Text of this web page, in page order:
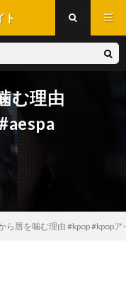
ト
む理由
ら唇を噛む理由 #kpop #kpop